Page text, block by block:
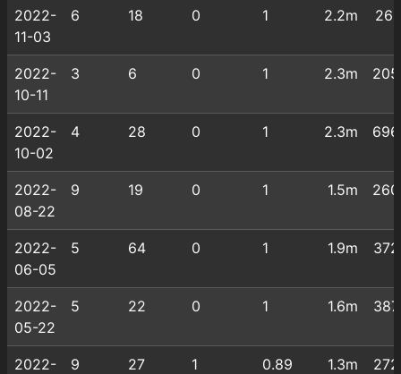
2022-
11-03
6 18 0 1 2.2m
2022-
10-11
3 6 0 1 2.3m
2022-
10-02
4 28 0 1 2.3m
2022-
08-22
9 19 0 1 1.5m
2022-
06-05
5 64 0 1 1.9m
2022-
05-22
5 22 0 1 1.6m
2022-
9 27 1 0.89 1.3m